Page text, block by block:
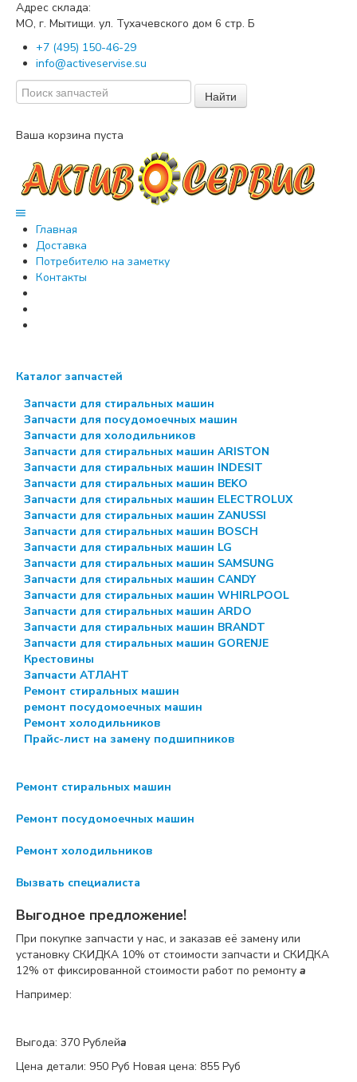
Адрес склада:
МО, г. Мытищи. ул. Тухачевского дом 6 стр. Б
+7 (495) 150-46-29
info@activeservise.su
Найти
Ваша корзина пуста
Главная
Доставка
Потребителю на заметку
Контакты
Каталог запчастей
Запчасти для стиральных машин
Запчасти для посудомоечных машин
Запчасти для холодильников
Запчасти для стиральных машин ARISTON
Запчасти для стиральных машин INDESIT
Запчасти для стиральных машин BEKO
Запчасти для стиральных машин ELECTROLUX
Запчасти для стиральных машин ZANUSSI
Запчасти для стиральных машин BOSCH
Запчасти для стиральных машин LG
Запчасти для стиральных машин SAMSUNG
Запчасти для стиральных машин CANDY
Запчасти для стиральных машин WHIRLPOOL
Запчасти для стиральных машин ARDO
Запчасти для стиральных машин BRANDT
Запчасти для стиральных машин GORENJE
Крестовины
Запчасти АТЛАНТ
Ремонт стиральных машин
ремонт посудомоечных машин
Ремонт холодильников
Прайс-лист на замену подшипников
Ремонт стиральных машин
Ремонт посудомоечных машин
Ремонт холодильников
Вызвать специалиста
Выгодное предложение!
При покупке запчасти у нас, и заказав её замену или
установку СКИДКА 10% от стоимости запчасти и СКИДКА
12% от фиксированной стоимости работ по ремонту a
Например:
Выгода: 370 Рублейa
Цена детали: 950 Руб Новая цена: 855 Руб